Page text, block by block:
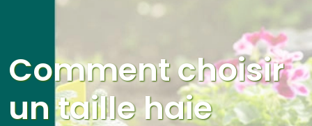
Comment choisir
un taille haie